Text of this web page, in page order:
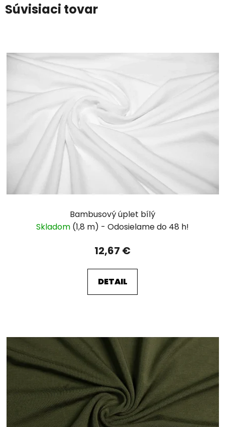
Súvisiaci tovar
Bambusový úplet bílý
Skladom (1,8 m)
12,67 €
DETAIL